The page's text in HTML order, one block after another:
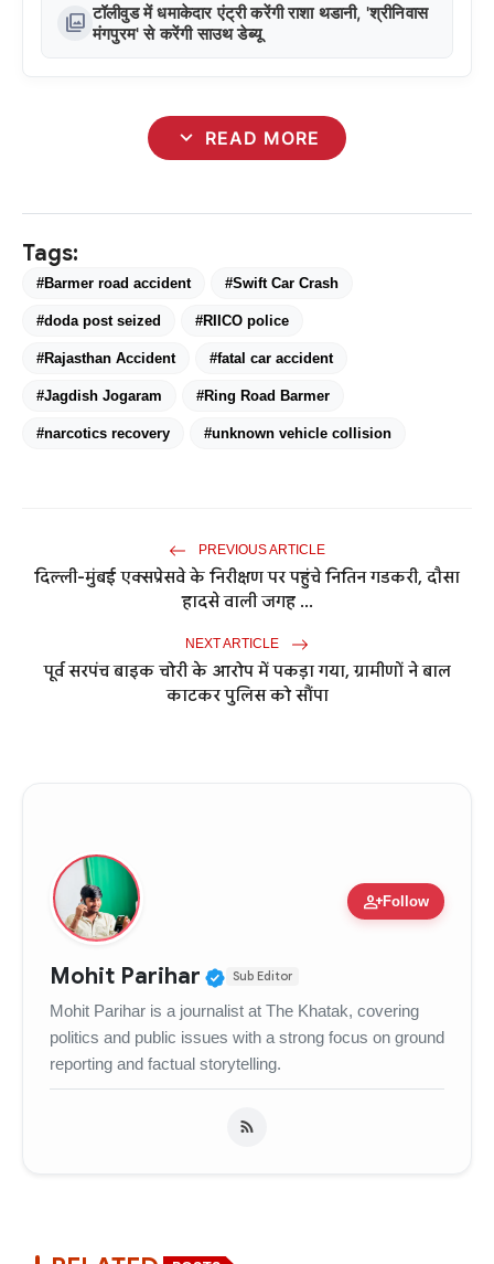
photo_library टॉलीवुड में धमाकेदार एंट्री करेंगी राशा थडानी, 'श्रीनिवास
मंगपुरम' से करेंगी साउथ डेब्यू
expand_more READ MORE
Tags:
#Barmer road accident #Swift Car Crash
#doda post seized #RIICO police
#Rajasthan Accident #fatal car accident
#Jagdish Jogaram #Ring Road Barmer
#narcotics recovery #unknown vehicle collision
PREVIOUS ARTICLE
दिल्ली-मुंबई एक्सप्रेसवे के निरीक्षण पर पहुंचे नितिन गडकरी, दौसा
हादसे वाली जगह ...
NEXT ARTICLE
पूर्व सरपंच बाइक चोरी के आरोप में पकड़ा गया, ग्रामीणों ने बाल
काटकर पुलिस को सौंपा
person_addFollow
Mohit Parihar Verified Public Figure •
Sub Editor
Mohit Parihar is a journalist at The Khatak, covering
politics and public issues with a strong focus on ground
reporting and factual storytelling.